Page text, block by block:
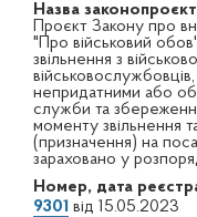
Назва
Проєкт Закону про
"Про військовий
звільнення з
непридатними або
служби та
моменту звільнення
(призначення) на
зараховано у
Номер, дата
9301 від 15.05.2023